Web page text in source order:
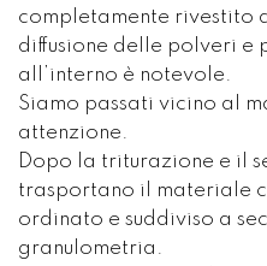
completamente rivestito
diffusione delle polveri e
all’interno è notevole.
Siamo passati vicino al
attenzione.
Dopo la triturazione e il
trasportano il materiale
ordinato e suddiviso a
granulometria.